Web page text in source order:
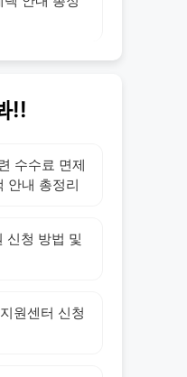
!!
수수료 면제
안내 총정리
신청 방법 및
원센터 신청